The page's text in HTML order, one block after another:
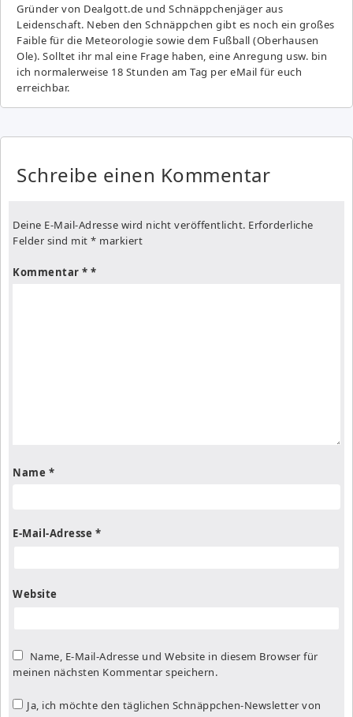
Gründer von Dealgott.de und Schnäppchenjäger aus
Leidenschaft. Neben den Schnäppchen gibt es noch ein großes
Fai­ble für die Meteorologie sowie dem Fußball (Oberhausen
Ole). Solltet ihr mal eine Frage haben, eine Anregung usw. bin
ich normalerweise 18 Stunden am Tag per eMail für euch
erreichbar.
Schreibe einen Kommentar
Deine E-Mail-Adresse wird nicht veröffentlicht. Erforderliche
Felder sind mit * markiert
Kommentar *
Name *
E-Mail-Adresse *
Website
Name, E-Mail-Adresse und Website in diesem Browser für
meinen nächsten Kommentar speichern.
Ja, ich möchte den täglichen Schnäppchen-Newsletter von